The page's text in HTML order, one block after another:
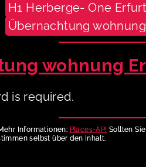
H1 Herberge- One Erfurt
Übernachtung
wohnung
is required.
Informationen: Places-API Sollten
selbst über den Inhalt.